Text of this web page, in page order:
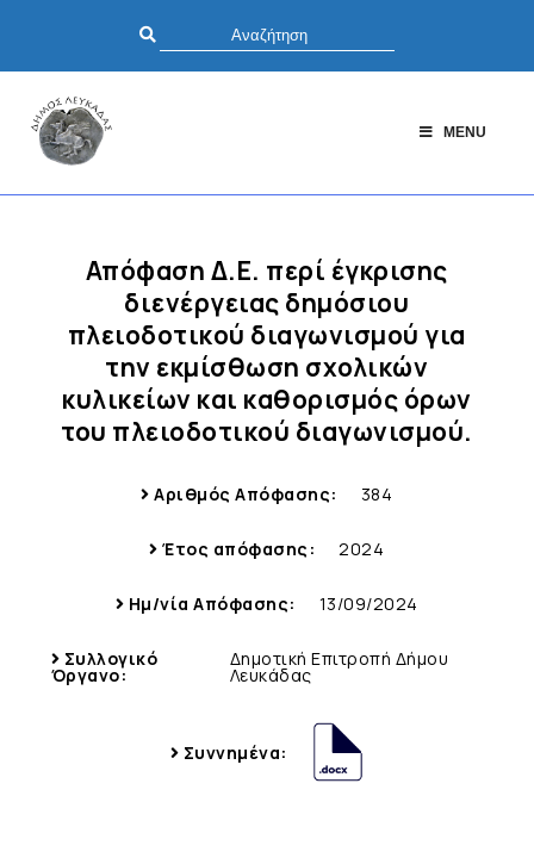
MENU
Απόφαση Δ.Ε. περί έγκρισης
διενέργειας δημόσιου
πλειοδοτικού διαγωνισμού για
την εκμίσθωση σχολικών
κυλικείων και καθορισμός όρων
του πλειοδοτικού διαγωνισμού.
Αριθμός Απόφασης: 384
Έτος απόφασης: 2024
Ημ/νία Απόφασης: 13/09/2024
Συλλογικό
Όργανο:
Δημοτική Επιτροπή Δήμου
Λευκάδας
Συννημένα: